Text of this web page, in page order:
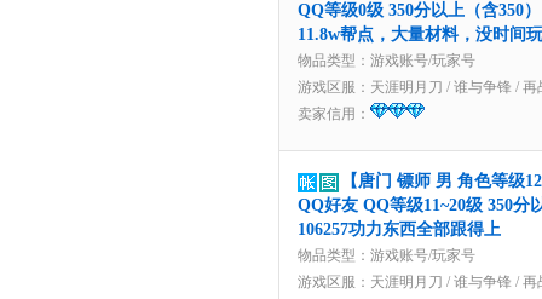
QQ等级0级 350分以上（含350
11.8w帮点，大量材料，没时间
物品类型：游戏账号/玩家号
游戏区服： 天涯明月刀 / 谁与争锋 / 再
卖家信用：
【唐门 镖师 男 角色等级
QQ好友 QQ等级11~20级 350分
106257功力东西全部跟得上
物品类型：游戏账号/玩家号
游戏区服： 天涯明月刀 / 谁与争锋 / 再